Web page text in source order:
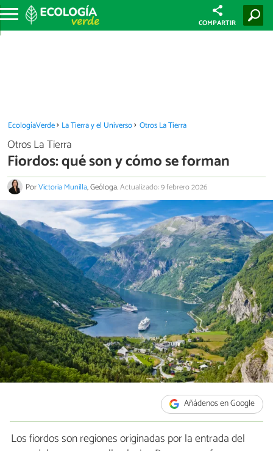
COMPARTIR
EcologíaVerde La Tierra y el Universo Otros La Tierra
Otros La Tierra
Fiordos: qué son y cómo se forman
PorVictoria Munilla, Geóloga.Actualizado: 9 febrero 2026
Añádenos en Google
Los fiordos son regiones originadas por la entrada del